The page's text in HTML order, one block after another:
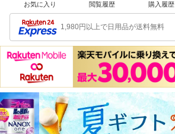
お気に入り 閲覧履歴 購入履歴
1,980円以上で日用品が送料無料